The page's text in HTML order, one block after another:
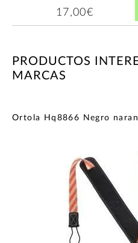
17,00€
PRODUCTOS
MARCAS
Ortola Hq8866 Negro